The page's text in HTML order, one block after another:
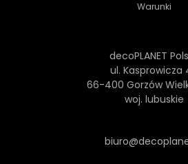
Warunki
decoPLANET
ul. Kasprowicza
66-400 Gorzów
woj. lubuskie